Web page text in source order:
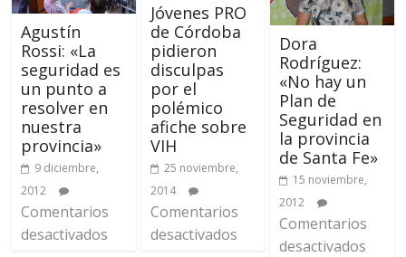
Agustín
Rossi: «La
seguridad es
un punto a
resolver en
nuestra
provincia»
9 diciembre,
2012
Comentarios
desactivados
Jóvenes PRO
de Córdoba
pidieron
disculpas
por el
polémico
afiche sobre
VIH
25 noviembre,
2014
Comentarios
desactivados
Dora
Rodríguez:
«No hay un
Plan de
Seguridad en
la provincia
de Santa Fe»
15 noviembre,
2012
Comentarios
desactivados